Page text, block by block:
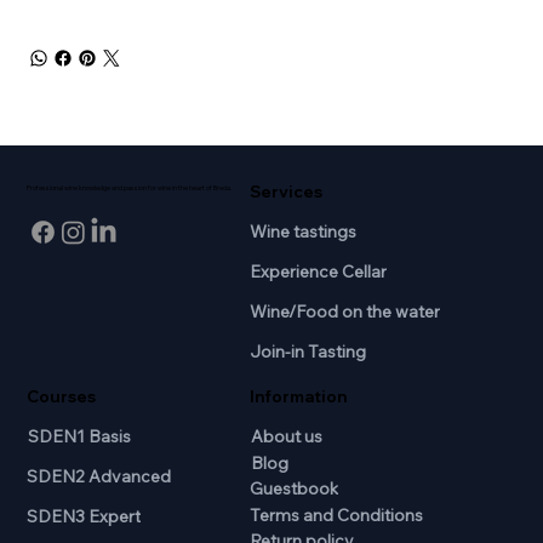
Professional wine knowledge and passion for wine in the heart of Breda.
Courses
SDEN1 Basis
SDEN2 Advanced
SDEN3 Expert
Services
Wine tastings
Experience Cellar
Wine/Food on the water
Join-in Tasting
Information
About us
Blog
Guestbook
Terms and Conditions